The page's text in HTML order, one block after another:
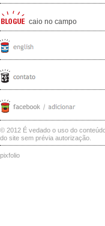
caio no campo
© 2012 É vedado o uso do
do site sem prévia autorização.
pixfolio